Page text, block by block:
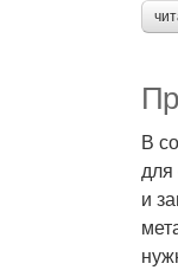
В
для
и